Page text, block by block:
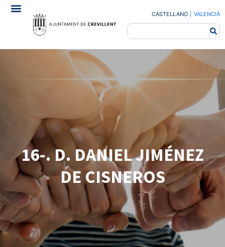
CASTELLANO VALENCIÀ
16-. D. DANIEL JIMÉNEZ
DE CISNEROS